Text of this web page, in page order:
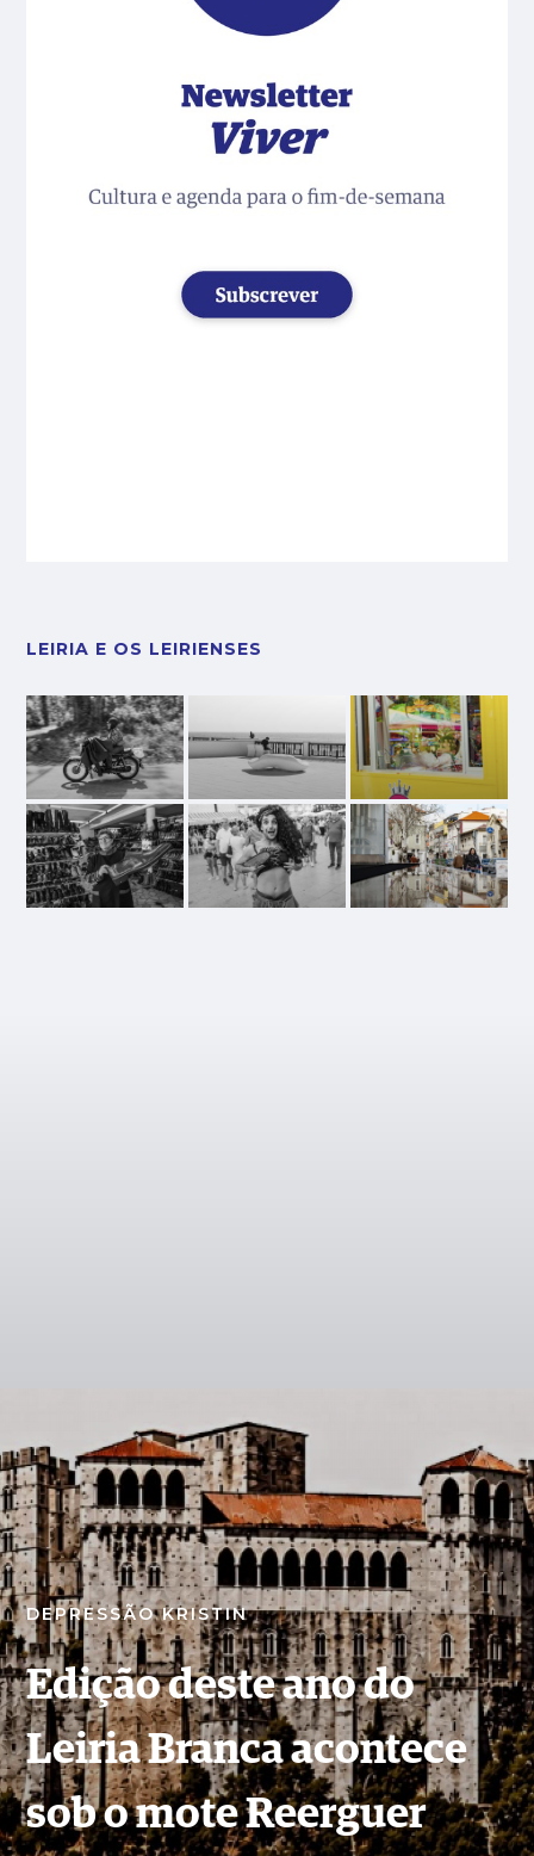
LEIRIA E OS LEIRIENSES
DEPRESSÃO KRISTIN
Edição deste ano do
Leiria Branca acontece
sob o mote Reerguer